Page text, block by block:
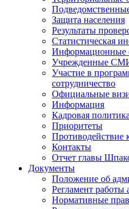
Защита населения
Результаты
Статистическая
Информационные
Учрежденные
Участие в
сотрудничество
Официальные
Информация
Кадровая политика
Приоритеты
Противодействие
Контакты
Отчет главы
Документы
Положение об
Регламент работы
Нормативные